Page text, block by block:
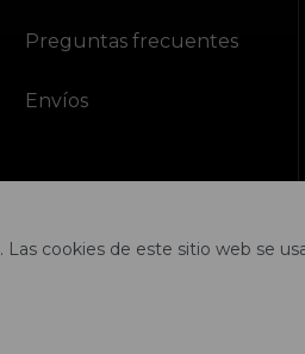
cookies de este sitio web se
Preguntas frecuentes
Envíos